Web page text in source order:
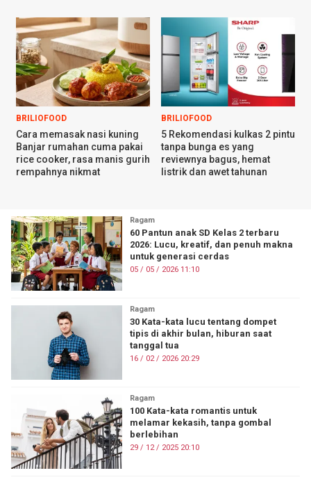
BRILIOFOOD
Cara memasak nasi kuning
Banjar rumahan cuma pakai
rice cooker, rasa manis gurih
rempahnya nikmat
BRILIOFOOD
5 Rekomendasi kulkas 2 pintu
tanpa bunga es yang
reviewnya bagus, hemat
listrik dan awet tahunan
Ragam
60 Pantun anak SD Kelas 2 terbaru
2026: Lucu, kreatif, dan penuh makna
untuk generasi cerdas
05 / 05 / 2026 11:10
Ragam
30 Kata-kata lucu tentang dompet
tipis di akhir bulan, hiburan saat
tanggal tua
16 / 02 / 2026 20:29
Ragam
100 Kata-kata romantis untuk
melamar kekasih, tanpa gombal
berlebihan
29 / 12 / 2025 20:10